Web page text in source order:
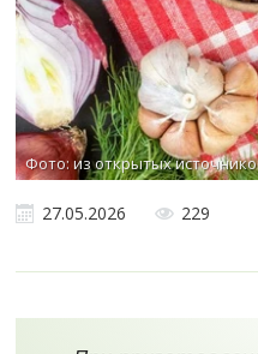
Фото: из открытых
27.05.2026 229